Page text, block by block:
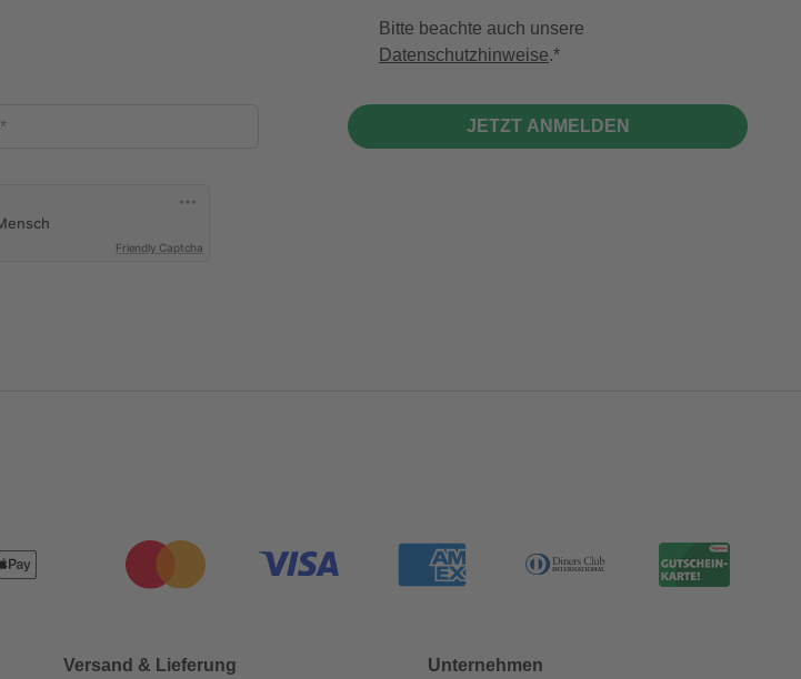
Friendly Captcha
Bitte beachte auch unsere
Datenschutzhinweise.
JETZT ANMELDEN
Versand & Lieferung Unternehmen